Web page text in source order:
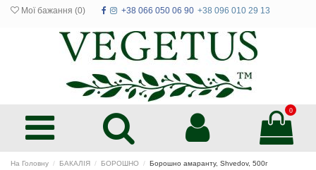
Мої бажання (0) +38 066 050 06 90 +38 096 010 29 13
0
На Головну БАКАЛІЯ БОРОШНО Борошно амаранту, Shvedov, 500г